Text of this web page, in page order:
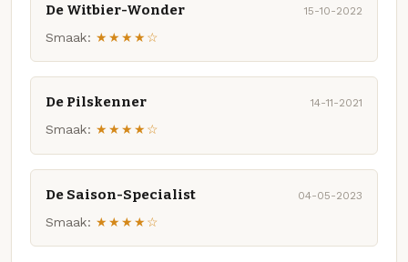
De Witbier-Wonder 15-10-2022
Smaak: ★★★★☆
De Pilskenner 14-11-2021
Smaak: ★★★★☆
De Saison-Specialist 04-05-2023
Smaak: ★★★★☆